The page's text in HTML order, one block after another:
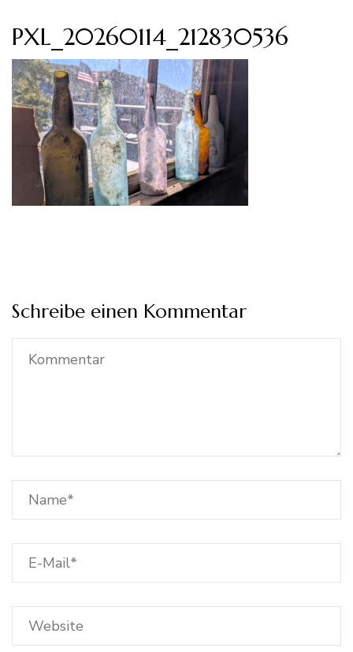
PXL_20260114_212830536
Schreibe einen Kommentar